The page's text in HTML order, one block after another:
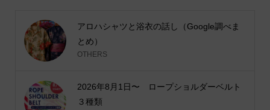
アロハシャツと浴衣の話し（Google調べま
とめ）
OTHERS
2026年8月1日〜 ロープショルダーベルト
３種類